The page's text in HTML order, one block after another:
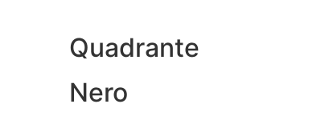
Quadrante
Nero